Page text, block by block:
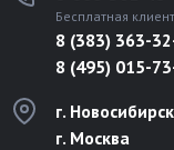
Бесплатная
8 (383) 363-
8 (495) 015-
г. Новосибирск
г. Москва